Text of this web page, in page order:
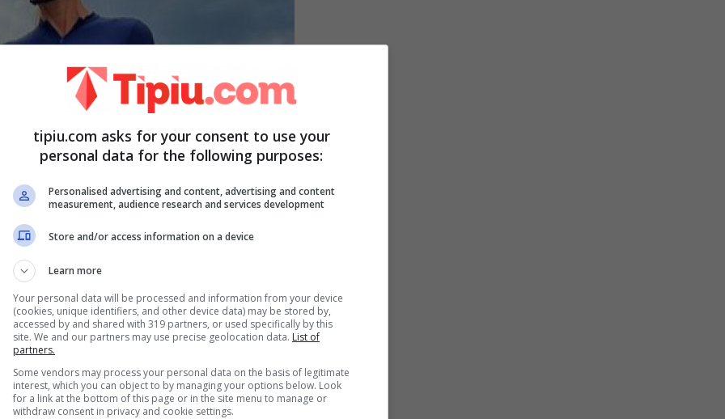
osservando i ricchissimi profili Social
la donna pare essere particolarmente
tipiu.com asks for your consent to use your
personal data for the following purposes:
Personalised advertising and content, advertising and content
measurement, audience research and services development
Store and/or access information on a device
Learn more
Your personal data will be processed and information from your device
(cookies, unique identifiers, and other device data) may be stored by,
accessed by and shared with 319 partners, or used specifically by this
site. We and our partners may use precise geolocation data. List of
partners.
Some vendors may process your personal data on the basis of legitimate
interest, which you can object to by managing your options below. Look
for a link at the bottom of this page or in the site menu to manage or
withdraw consent in privacy and cookie settings.